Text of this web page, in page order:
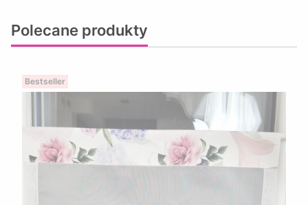
Polecane produkty
Bestseller